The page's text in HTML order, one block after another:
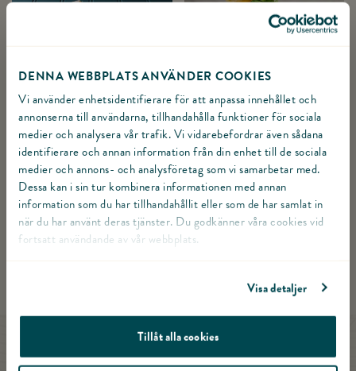
DENNA WEBBPLATS ANVÄNDER COOKIES
Vi använder enhetsidentifierare för att anpassa innehållet och
annonserna till användarna, tillhandahålla funktioner för sociala
medier och analysera vår trafik. Vi vidarebefordrar även sådana
identifierare och annan information från din enhet till de sociala
medier och annons- och analysföretag som vi samarbetar med.
Dessa kan i sin tur kombinera informationen med annan
information som du har tillhandahållit eller som de har samlat in
när du har använt deras tjänster. Du godkänner våra cookies vid
fortsatt användande av vår webbplats.
Visa detaljer
Tillåt alla cookies
NYHET! LANDGÅNG SMÖRGÅSTÅRTBIT